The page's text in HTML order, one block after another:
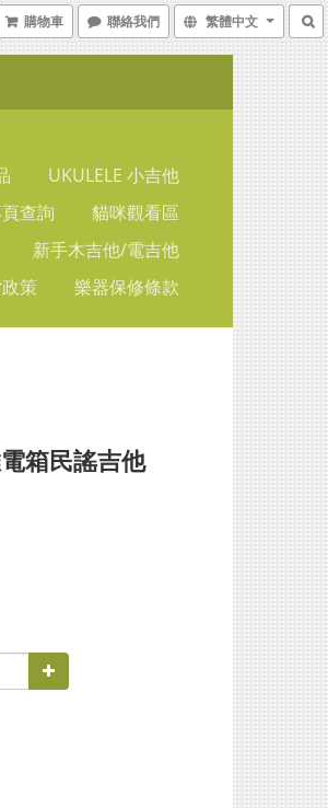
購物車 聯絡我們 繁體中文
UKULELE 小吉他
查詢
貓咪觀看區
新手木吉他/電吉他
策 樂器保修條款
箱民謠吉他